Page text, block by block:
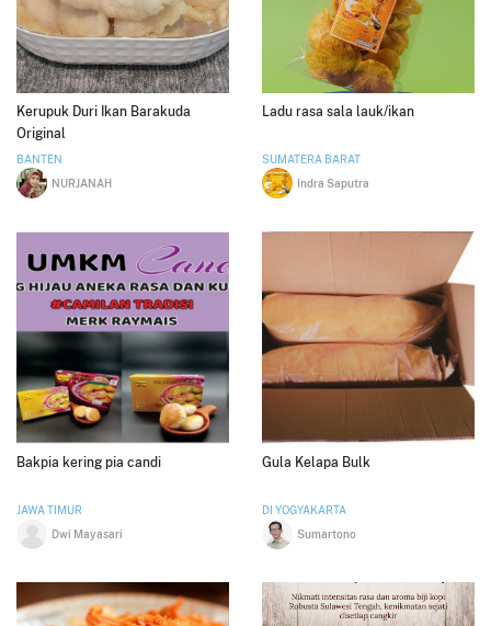
Kerupuk Duri Ikan Barakuda
Original
BANTEN
NURJANAH
Ladu rasa sala lauk/ikan
SUMATERA BARAT
Indra Saputra
Bakpia kering pia candi
JAWA TIMUR
Dwi Mayasari
Gula Kelapa Bulk
DI YOGYAKARTA
Sumartono